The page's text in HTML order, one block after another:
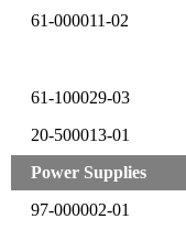
61-000011-02
61-100029-03
20-500013-01
Power Supplies
97-000002-01